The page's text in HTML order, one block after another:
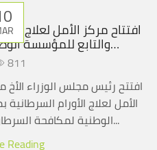
افتتاح مركز الأمل لعلاج
والتابع للمؤسسة الوطنية لمكافحة السرطان…
811
افتتح رئيس مجلس الوزراء
الأمل لعلاج الأورام
الوطنية لمكافحة السرطان…وبعد أن أزاح الأخ رئيس...
Reading